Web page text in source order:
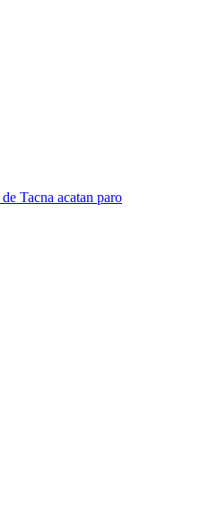
Tacna acatan paro